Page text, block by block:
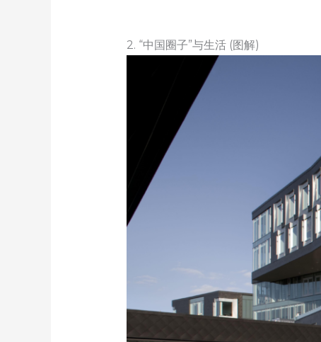
2. “中国圈子”与生活 (图解)